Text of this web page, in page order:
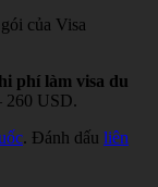
của Visa
phí làm visa du
260 USD.
. Đánh dấu liên